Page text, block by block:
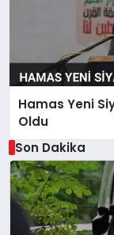
Hamas Yeni
Oldu
Son Dakika